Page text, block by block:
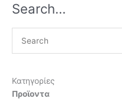
Search…
Κατηγορίες
Προϊοντα